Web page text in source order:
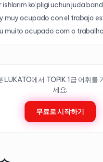
ishlarim ko'pligi uchun juda
muy ocupado con el trabajo
muito ocupado com o
LUKATO에서 TOPIK 1급 어휘를
세요.
무료로 시작하기